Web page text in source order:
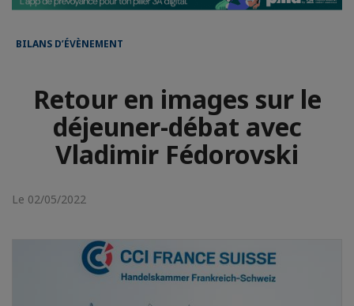
BILANS D’ÉVÈNEMENT
Retour en images sur le
déjeuner-débat avec
Vladimir Fédorovski
Le 02/05/2022